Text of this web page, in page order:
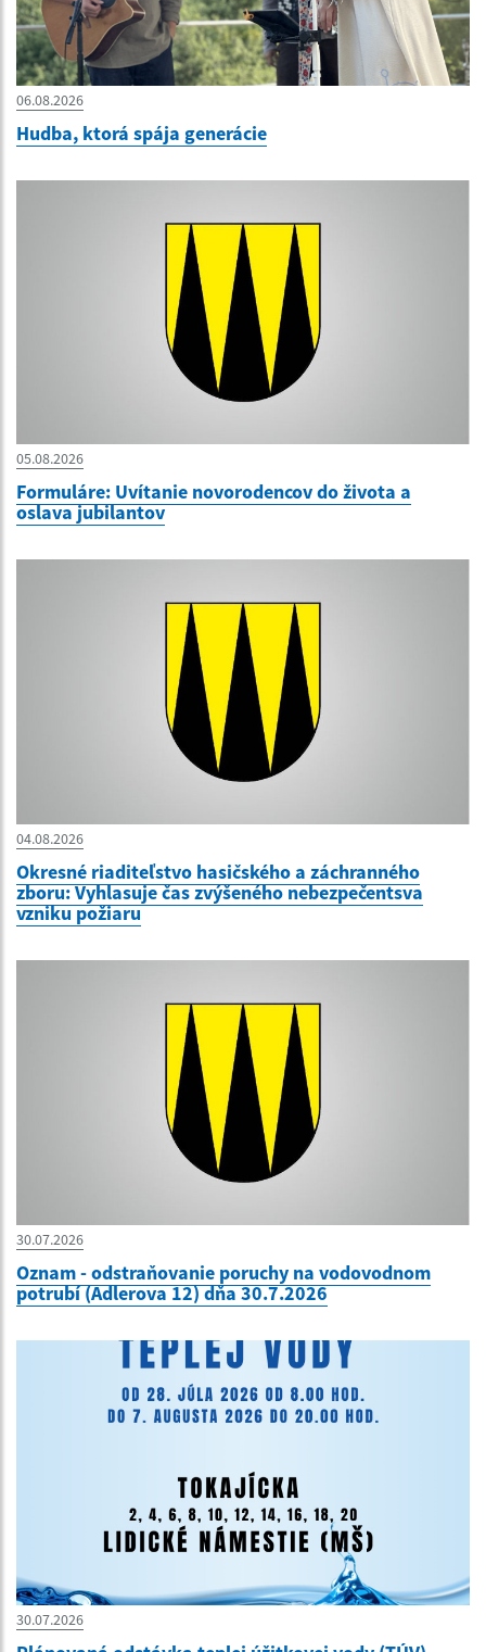
06.08.2026
Hudba, ktorá spája generácie
05.08.2026
Formuláre: Uvítanie novorodencov do života a
oslava jubilantov
04.08.2026
Okresné riaditeľstvo hasičského a záchranného
zboru: Vyhlasuje čas zvýšeného nebezpečentsva
vzniku požiaru
30.07.2026
Oznam - odstraňovanie poruchy na vodovodnom
potrubí (Adlerova 12) dňa 30.7.2026
30.07.2026